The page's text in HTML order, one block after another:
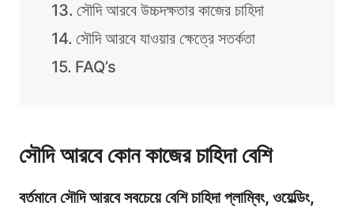
সৌদি আরবে উচ্চদক্ষতার কাজের চাহিদা
সৌদি আরবে যাওয়ার ক্ষেত্রে সতর্কতা
FAQ’s
সৌদি আরবে কোন কাজের চাহিদা বেশি
বর্তমানে সৌদি আরবে সবচেয়ে বেশি চাহিদা প্লাম্বিং, ওয়েল্ডিং,